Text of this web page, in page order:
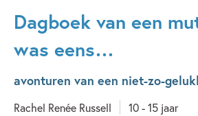
uitgevers
Dagboek van een
was eens…
avonturen van een niet-zo-
Rachel Renée Russell 10 - 15 jaar